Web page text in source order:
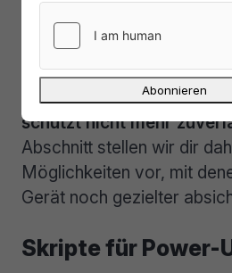
Im Alltag verlassen sich
ausschließlich auf
Gesichtserkennung. Doch
dem BGH-Urteil ist klar:
schützt nicht mehr
Abschnitt stellen wir dir
Möglichkeiten vor, mit
Gerät noch gezielter
Skripte für Power-